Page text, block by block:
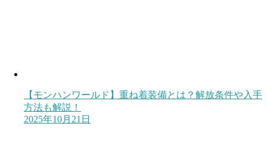
【モンハンワールド】重ね着装備とは？解放条件や入手
方法も解説！
2025年10月21日